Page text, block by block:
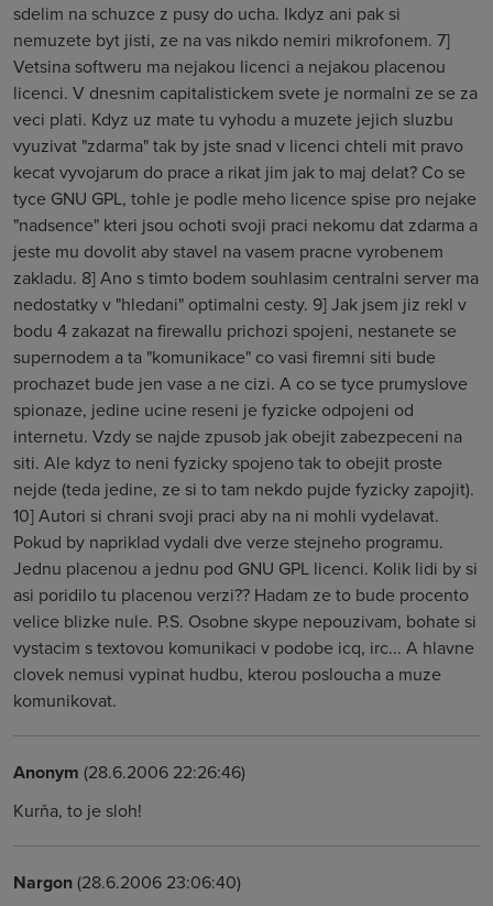
sdelim na schuzce z pusy do ucha. Ikdyz ani pak si
nemuzete byt jisti, ze na vas nikdo nemiri mikrofonem. 7]
Vetsina softweru ma nejakou licenci a nejakou placenou
licenci. V dnesnim capitalistickem svete je normalni ze se za
veci plati. Kdyz uz mate tu vyhodu a muzete jejich sluzbu
vyuzivat "zdarma" tak by jste snad v licenci chteli mit pravo
kecat vyvojarum do prace a rikat jim jak to maj delat? Co se
tyce GNU GPL, tohle je podle meho licence spise pro nejake
"nadsence" kteri jsou ochoti svoji praci nekomu dat zdarma a
jeste mu dovolit aby stavel na vasem pracne vyrobenem
zakladu. 8] Ano s timto bodem souhlasim centralni server ma
nedostatky v "hledani" optimalni cesty. 9] Jak jsem jiz rekl v
bodu 4 zakazat na firewallu prichozi spojeni, nestanete se
supernodem a ta "komunikace" co vasi firemni siti bude
prochazet bude jen vase a ne cizi. A co se tyce prumyslove
spionaze, jedine ucine reseni je fyzicke odpojeni od
internetu. Vzdy se najde zpusob jak obejit zabezpeceni na
siti. Ale kdyz to neni fyzicky spojeno tak to obejit proste
nejde (teda jedine, ze si to tam nekdo pujde fyzicky zapojit).
10] Autori si chrani svoji praci aby na ni mohli vydelavat.
Pokud by napriklad vydali dve verze stejneho programu.
Jednu placenou a jednu pod GNU GPL licenci. Kolik lidi by si
asi poridilo tu placenou verzi?? Hadam ze to bude procento
velice blizke nule. P.S. Osobne skype nepouzivam, bohate si
vystacim s textovou komunikaci v podobe icq, irc... A hlavne
clovek nemusi vypinat hudbu, kterou posloucha a muze
komunikovat.
Anonym (28.6.2006 22:26:46)
Kurňa, to je sloh!
Nargon(28.6.2006 23:06:40)